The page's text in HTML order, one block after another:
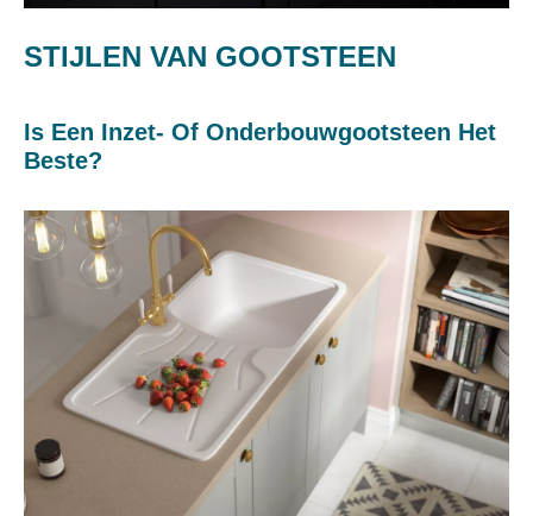
STIJLEN VAN GOOTSTEEN
Is Een Inzet- Of Onderbouwgootsteen Het
Beste?